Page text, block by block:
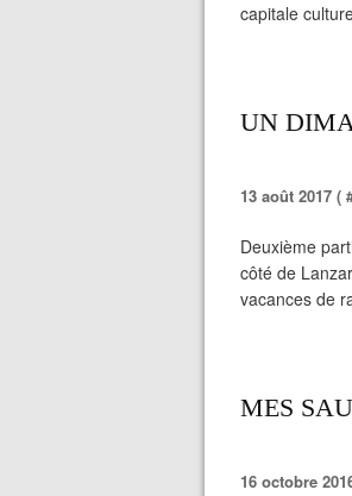
capitale
UN
13 août 2017 (
Deuxième
côté de
vacances de
MES
16 octobre